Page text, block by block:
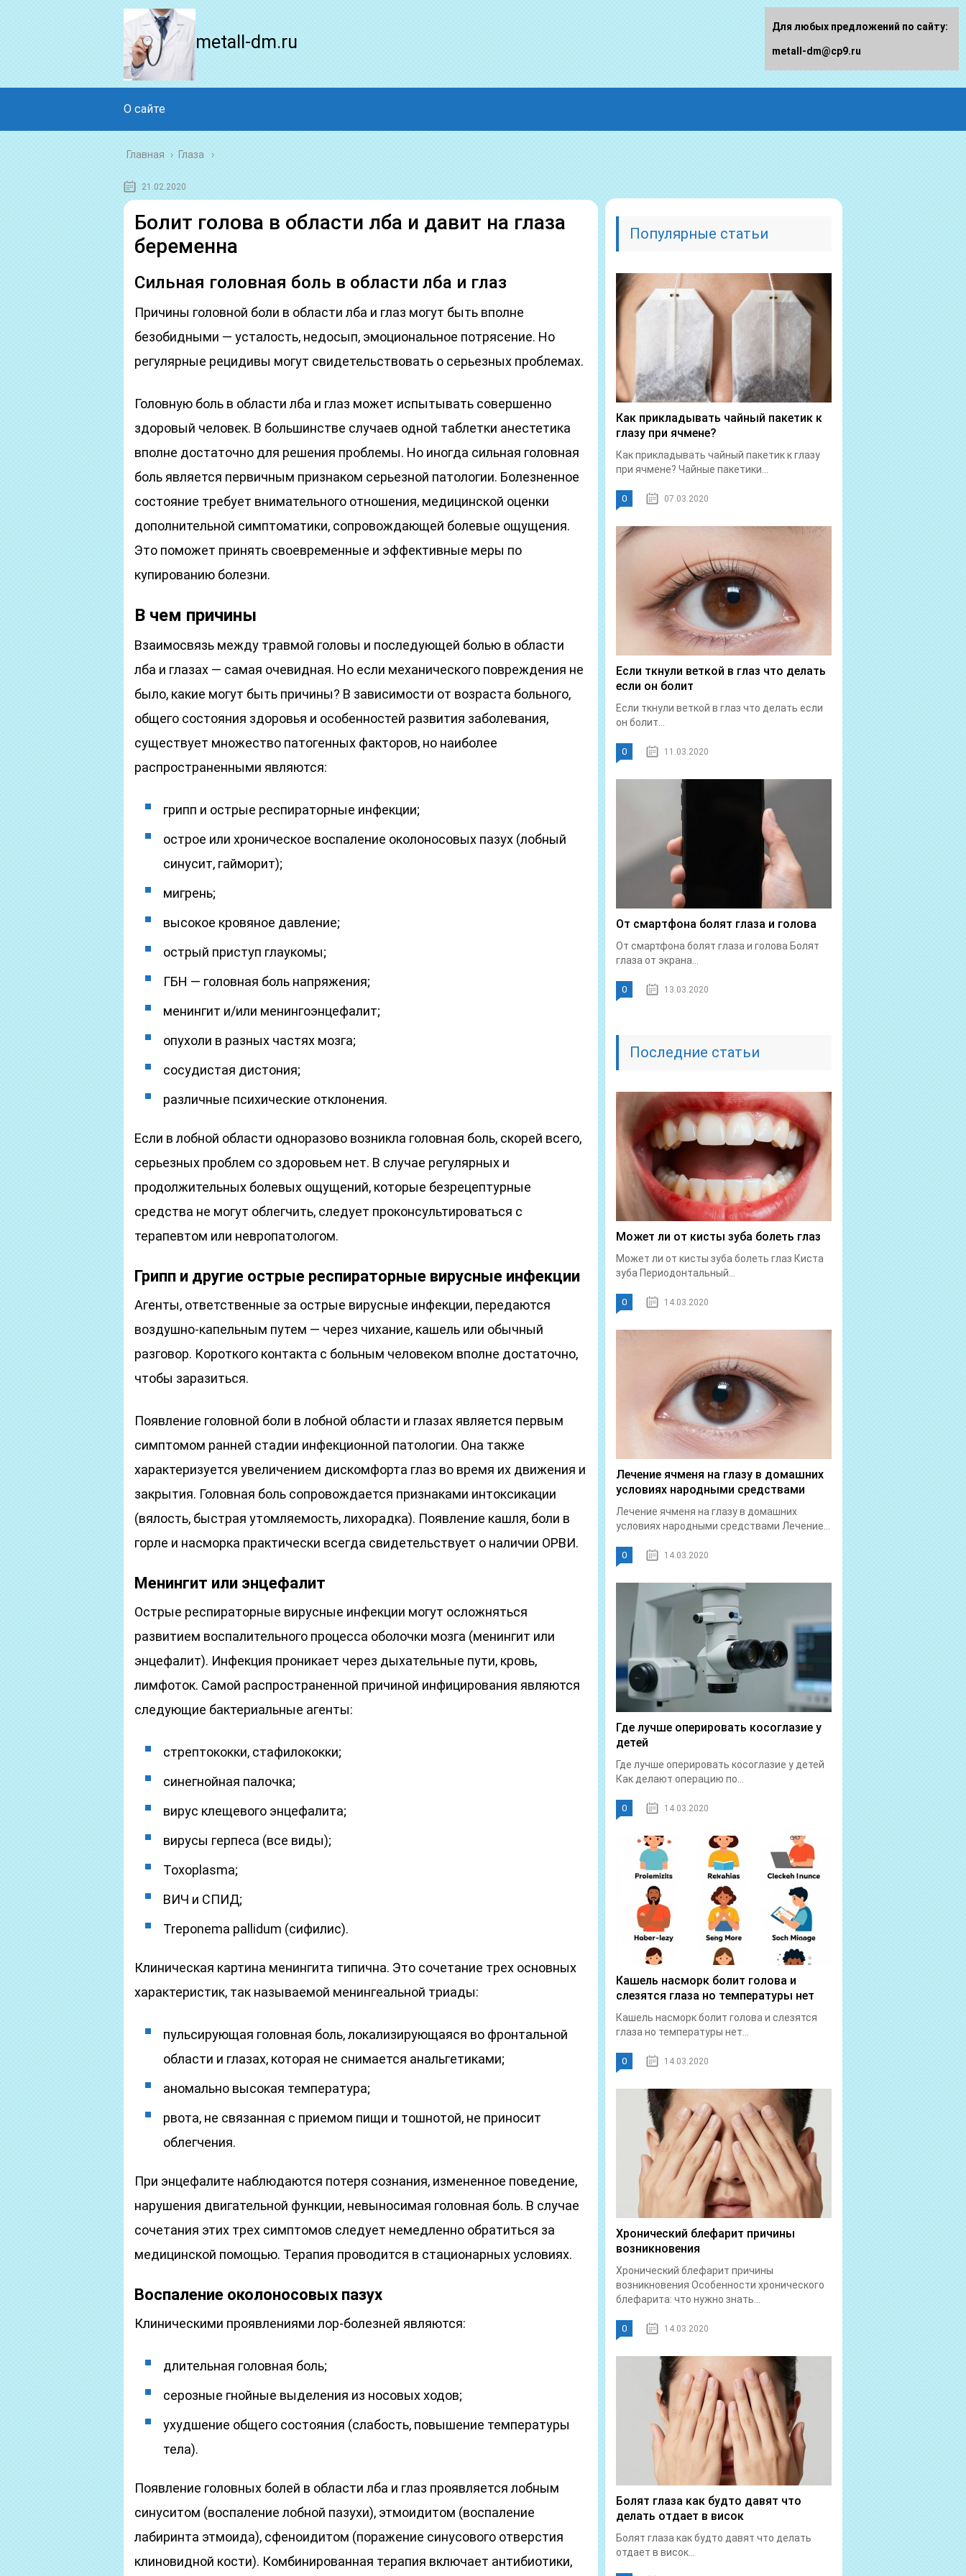
metall-dm.ru
О сайте
Главная › Глаза
21.02.2020
Болит голова в области лба и давит на глаза
беременна
Сильная головная боль в области лба и глаз
Причины головной боли в области лба и глаз могут быть вполне
безобидными — усталость, недосып, эмоциональное потрясение. Но
регулярные рецидивы могут свидетельствовать о серьезных проблемах.
Головную боль в области лба и глаз может испытывать совершенно
здоровый человек. В большинстве случаев одной таблетки анестетика
вполне достаточно для решения проблемы. Но иногда сильная головная
боль является первичным признаком серьезной патологии. Болезненное
состояние требует внимательного отношения, медицинской оценки
дополнительной симптоматики, сопровождающей болевые ощущения.
Это поможет принять своевременные и эффективные меры по
купированию болезни.
В чем причины
Взаимосвязь между травмой головы и последующей болью в области
лба и глазах — самая очевидная. Но если механического повреждения не
было, какие могут быть причины? В зависимости от возраста больного,
общего состояния здоровья и особенностей развития заболевания,
существует множество патогенных факторов, но наиболее
распространенными являются:
грипп и острые респираторные инфекции;
острое или хроническое воспаление околоносовых пазух (лобный
синусит, гайморит);
мигрень;
высокое кровяное давление;
острый приступ глаукомы;
ГБН — головная боль напряжения;
менингит и/или менингоэнцефалит;
опухоли в разных частях мозга;
сосудистая дистония;
различные психические отклонения.
Если в лобной области одноразово возникла головная боль, скорей всего,
серьезных проблем со здоровьем нет. В случае регулярных и
продолжительных болевых ощущений, которые безрецептурные
средства не могут облегчить, следует проконсультироваться с
терапевтом или невропатологом.
Грипп и другие острые респираторные вирусные инфекции
Агенты, ответственные за острые вирусные инфекции, передаются
воздушно-капельным путем — через чихание, кашель или обычный
разговор. Короткого контакта с больным человеком вполне достаточно,
чтобы заразиться.
Появление головной боли в лобной области и глазах является первым
симптомом ранней стадии инфекционной патологии. Она также
характеризуется увеличением дискомфорта глаз во время их движения и
закрытия. Головная боль сопровождается признаками интоксикации
(вялость, быстрая утомляемость, лихорадка). Появление кашля, боли в
горле и насморка практически всегда свидетельствует о наличии ОРВИ.
Менингит или энцефалит
Острые респираторные вирусные инфекции могут осложняться
развитием воспалительного процесса оболочки мозга (менингит или
энцефалит). Инфекция проникает через дыхательные пути, кровь,
лимфоток. Самой распространенной причиной инфицирования являются
следующие бактериальные агенты:
стрептококки, стафилококки;
синегнойная палочка;
вирус клещевого энцефалита;
вирусы герпеса (все виды);
Toxoplasma;
ВИЧ и СПИД;
Treponema pallidum (сифилис).
Клиническая картина менингита типична. Это сочетание трех основных
характеристик, так называемой менингеальной триады:
пульсирующая головная боль, локализирующаяся во фронтальной
области и глазах, которая не снимается анальгетиками;
аномально высокая температура;
рвота, не связанная с приемом пищи и тошнотой, не приносит
облегчения.
При энцефалите наблюдаются потеря сознания, измененное поведение,
нарушения двигательной функции, невыносимая головная боль. В случае
сочетания этих трех симптомов следует немедленно обратиться за
медицинской помощью. Терапия проводится в стационарных условиях.
Воспаление околоносовых пазух
Клиническими проявлениями лор-болезней являются:
длительная головная боль;
серозные гнойные выделения из носовых ходов;
ухудшение общего состояния (слабость, повышение температуры
тела).
Появление головных болей в области лба и глаз проявляется лобным
синуситом (воспаление лобной пазухи), этмоидитом (воспаление
лабиринта этмоида), сфеноидитом (поражение синусового отверстия
клиновидной кости). Комбинированная терапия включает антибиотики,
Популярные статьи
Как прикладывать чайный пакетик к
глазу при ячмене?
Как прикладывать чайный пакетик к глазу
при ячмене? Чайные пакетики...
0 07.03.2020
Если ткнули веткой в глаз что делать
если он болит
Если ткнули веткой в глаз что делать если
он болит...
0 11.03.2020
От смартфона болят глаза и голова
От смартфона болят глаза и голова Болят
глаза от экрана...
0 13.03.2020
Последние статьи
Может ли от кисты зуба болеть глаз
Может ли от кисты зуба болеть глаз Киста
зуба Периодонтальный...
0 14.03.2020
Лечение ячменя на глазу в домашних
условиях народными средствами
Лечение ячменя на глазу в домашних
условиях народными средствами Лечение...
0 14.03.2020
Где лучше оперировать косоглазие у
детей
Где лучше оперировать косоглазие у детей
Как делают операцию по...
0 14.03.2020
Кашель насморк болит голова и
слезятся глаза но температуры нет
Кашель насморк болит голова и слезятся
глаза но температуры нет...
0 14.03.2020
Хронический блефарит причины
возникновения
Хронический блефарит причины
возникновения Особенности хронического
блефарита: что нужно знать...
0 14.03.2020
Болят глаза как будто давят что
делать отдает в висок
Болят глаза как будто давят что делать
отдает в висок...
Для любых предложений по сайту:
metall-dm@cp9.ru